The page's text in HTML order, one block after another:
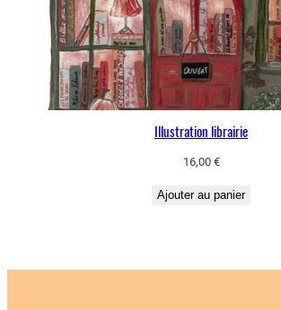
Illustration librairie
16,00 €
Ajouter au panier